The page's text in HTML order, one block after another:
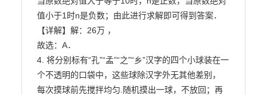
值小于1时n是负数；由此进行求解即可得到答案．
【详解】解：26万 ，
故选：A．
4. 将分别标有“孔”“孟”“之”“乡”汉字的四个小球装在一
个不透明的口袋中，这些球除汉字外无其他差别，
每次摸球前先搅拌均匀.随机摸出一球，不放回；再